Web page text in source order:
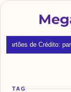
Cartões de Crédito:
TAG